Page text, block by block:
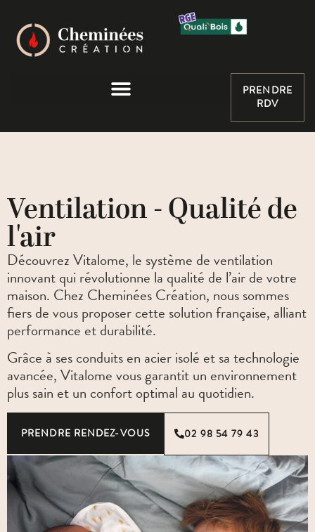
PRENDRE
RDV
Ventilation - Qualité de
l'air
Découvrez Vitalome, le système de ventilation
innovant qui révolutionne la qualité de l’air de votre
maison. Chez Cheminées Création, nous sommes
fiers de vous proposer cette solution française, alliant
performance et durabilité.
Grâce à ses conduits en acier isolé et sa technologie
avancée, Vitalome vous garantit un environnement
plus sain et un confort optimal au quotidien.
PRENDRE RENDEZ-VOUS 02 98 54 79 43